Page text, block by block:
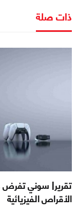
ذات صلة
تقرير| سوني تفرض
الأقراص الفيزيائية